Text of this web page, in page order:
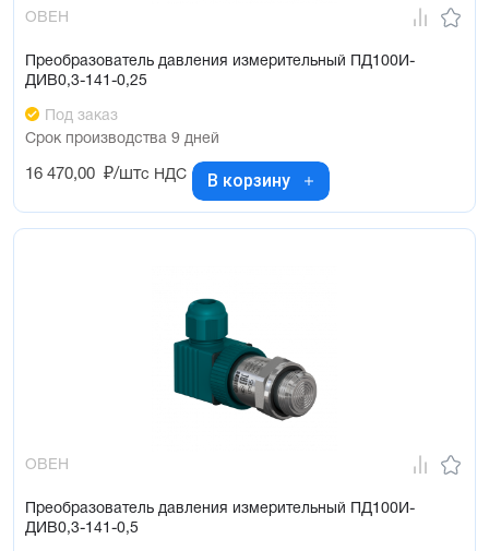
ОВЕН
Преобразователь давления измерительный ПД100И-
ДИВ0,3-141-0,25
Под заказ
Срок производства 9 дней
16 470,00 ₽/штс НДС В корзину
ОВЕН
Преобразователь давления измерительный ПД100И-
ДИВ0,3-141-0,5